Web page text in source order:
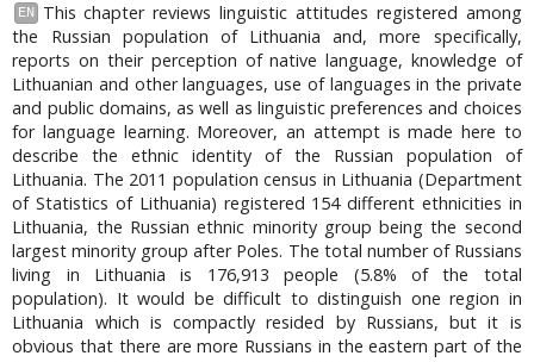
EN
This chapter reviews linguistic attitudes registered among
the Russian population of Lithuania and, more specifically,
reports on their perception of native language, knowledge of
Lithuanian and other languages, use of languages in the private
and public domains, as well as linguistic preferences and choices
for language learning. Moreover, an attempt is made here to
describe the ethnic identity of the Russian population of
Lithuania. The 2011 population census in Lithuania (Department
of Statistics of Lithuania) registered 154 different ethnicities in
Lithuania, the Russian ethnic minority group being the second
largest minority group after Poles. The total number of Russians
living in Lithuania is 176,913 people (5.8% of the total
population). It would be difficult to distinguish one region in
Lithuania which is compactly resided by Russians, but it is
obvious that there are more Russians in the eastern part of the